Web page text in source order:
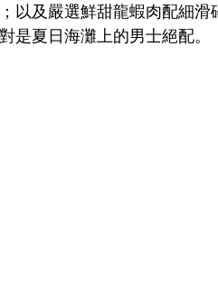
以及嚴選鮮甜龍蝦肉配細滑
是夏日海灘上的男士絕配。